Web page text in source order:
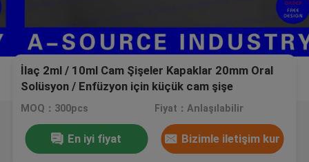
İlaç 2ml / 10ml Cam Şişeler Kapaklar 20mm Oral
Solüsyon / Enfüzyon için küçük cam şişe
MOQ：300pcs Fiyat：Anlaşılabilir
En iyi fiyat Bizimle iletişim kur